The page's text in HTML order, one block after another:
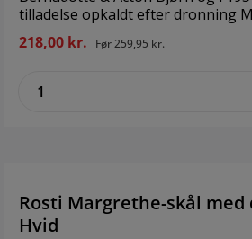
tilladelse opkaldt efter dronning
2. Margrethe-skålens originale
igennem de forløbne årtier. Dørslaget er designet til
at passe perfekt i Margrethe-
hviler på skålens kant, så der er
218,00 kr. Før259,95 kr.
Rosti Margrethe-skål
Hvid